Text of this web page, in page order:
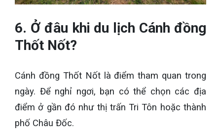
6. Ở đâu khi du lịch Cánh đồng
Thốt Nốt?
Cánh đồng Thốt Nốt là điểm tham quan trong
ngày. Để nghỉ ngơi, bạn có thể chọn các địa
điểm ở gần đó như thị trấn Tri Tôn hoặc thành
phố Châu Đốc.